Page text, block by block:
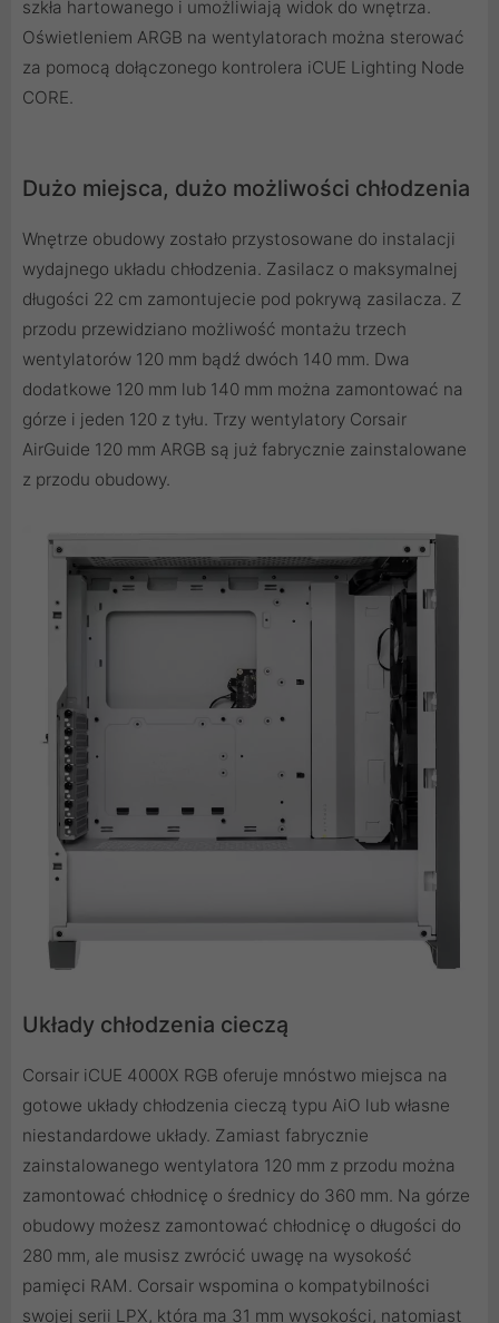
szkła hartowanego i umożliwiają widok do wnętrza.
Oświetleniem ARGB na wentylatorach można sterować
za pomocą dołączonego kontrolera iCUE Lighting Node
CORE.
Dużo miejsca, dużo możliwości chłodzenia
Wnętrze obudowy zostało przystosowane do instalacji
wydajnego układu chłodzenia. Zasilacz o maksymalnej
długości 22 cm zamontujecie pod pokrywą zasilacza. Z
przodu przewidziano możliwość montażu trzech
wentylatorów 120 mm bądź dwóch 140 mm. Dwa
dodatkowe 120 mm lub 140 mm można zamontować na
górze i jeden 120 z tyłu. Trzy wentylatory Corsair
AirGuide 120 mm ARGB są już fabrycznie zainstalowane
z przodu obudowy.
Układy chłodzenia cieczą
Corsair iCUE 4000X RGB oferuje mnóstwo miejsca na
gotowe układy chłodzenia cieczą typu AiO lub własne
niestandardowe układy. Zamiast fabrycznie
zainstalowanego wentylatora 120 mm z przodu można
zamontować chłodnicę o średnicy do 360 mm. Na górze
obudowy możesz zamontować chłodnicę o długości do
280 mm, ale musisz zwrócić uwagę na wysokość
pamięci RAM. Corsair wspomina o kompatybilności
swojej serii LPX, która ma 31 mm wysokości, natomiast